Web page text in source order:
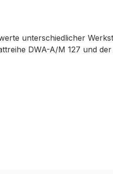
unterschiedlicher
DWA-A/M 127 und